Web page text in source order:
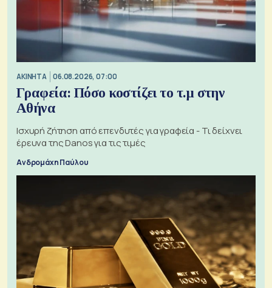
ΑΚΙΝΗΤΑ 06.08.2026, 07:00
Γραφεία: Πόσο κοστίζει το τ.μ στην
Αθήνα
Ισχυρή ζήτηση από επενδυτές για γραφεία - Τι δείχνει
έρευνα της Danos για τις τιμές
Ανδρομάχη Παύλου